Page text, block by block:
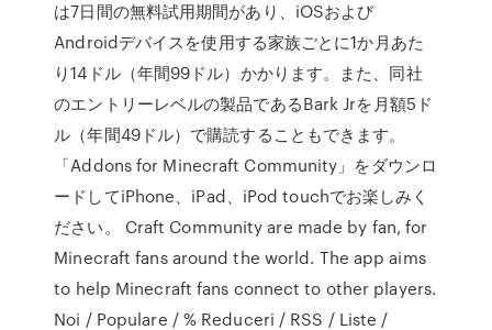
は7日間の無料試用期間があり、iOSおよび
Androidデバイスを使用する家族ごとに1か月あた
り14ドル（年間99ドル）かかります。また、同社
のエントリーレベルの製品であるBark Jrを月額5ド
ル（年間49ドル）で購読することもできます。
「Addons for Minecraft Community」をダウンロ
ードしてiPhone、iPad、iPod touchでお楽しみく
ださい。 ‎Craft Community are made by fan, for
Minecraft fans around the world. The app aims
to help Minecraft fans connect to other players.
Noi / Populare / % Reduceri / RSS / Liste /